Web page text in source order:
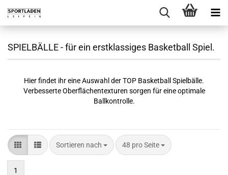
SPIELBÄLLE - für ein erstklassiges Basketball Spiel.
Hier findet ihr eine Auswahl der TOP Basketball Spielbälle.
Verbesserte Oberflächentexturen sorgen für eine optimale
Ballkontrolle.
Sortieren nach
Sortieren nach 48 pro Seite
pro Seite
1